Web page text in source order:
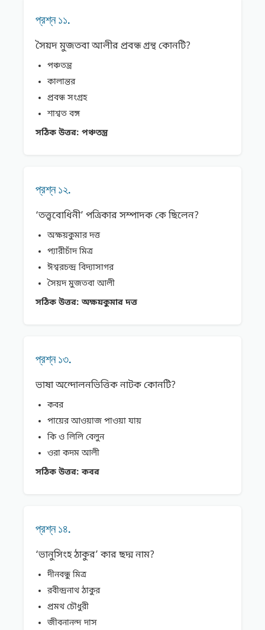
প্রশ্ন ১১.
সৈয়দ মুজতবা আলীর প্রবন্ধ গ্রন্থ কোনটি?
পঞ্চতন্ত্র
কালান্তর
প্রবন্ধ সংগ্রহ
শাশ্বত বঙ্গ
সঠিক উত্তর: পঞ্চতন্ত্র
প্রশ্ন ১২.
‘তত্ত্ববােধিনী’ পত্রিকার সম্পাদক কে ছিলেন?
অক্ষয়কুমার দত্ত
প্যারীচাঁদ মিত্র
ঈশ্বরচন্দ্র বিদ্যাসাগর
সৈয়দ মুজতবা আলী
সঠিক উত্তর: অক্ষয়কুমার দত্ত
প্রশ্ন ১৩.
ভাষা অন্দোলনভিত্তিক নাটক কোনটি?
কবর
পায়ের আওয়াজ পাওয়া যায়
কি ও লিলি বেলুন
ওরা কদম আলী
সঠিক উত্তর: কবর
প্রশ্ন ১৪.
‘ভানুসিংহ ঠাকুর’ কার ছদ্ম নাম?
দীনবন্ধু মিত্র
রবীন্দ্রনাথ ঠাকুর
প্রমথ চৌধুরী
জীবনানন্দ দাস